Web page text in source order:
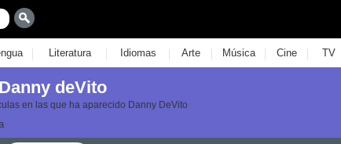
| Literatura | Idiomas | Arte | Música | Cine | TV
deVito
en las que ha aparecido Danny DeVito